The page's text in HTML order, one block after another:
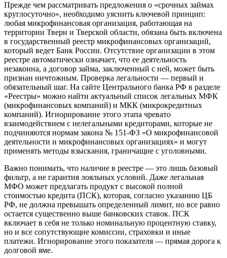
Прежде чем рассматривать предложения о «срочных займах
круглосуточно», необходимо уяснить ключевой принцип:
любая микрофинансовая организация, работающая на
территории Твери и Тверской области, обязана быть включена
в государственный реестр микрофинансовых организаций,
который ведет Банк России. Отсутствие организации в этом
реестре автоматически означает, что ее деятельность
незаконна, а договор займа, заключенный с ней, может быть
признан ничтожным. Проверка легальности — первый и
обязательный шаг. На сайте Центрального банка РФ в разделе
«Реестры» можно найти актуальный список легальных МФК
(микрофинансовых компаний) и МКК (микрокредитных
компаний). Игнорирование этого этапа чревато
взаимодействием с нелегальными кредиторами, которые не
подчиняются нормам закона № 151-ФЗ «О микрофинансовой
деятельности и микрофинансовых организациях» и могут
применять методы взыскания, граничащие с уголовными.
Важно понимать, что наличие в реестре — это лишь базовый
фильтр, а не гарантия лояльных условий. Даже легальная
МФО может предлагать продукт с высокой полной
стоимостью кредита (ПСК), которая, согласно указанию ЦБ
РФ, не должна превышать определенный лимит, но все равно
остается существенно выше банковских ставок. ПСК
включает в себя не только номинальную процентную ставку,
но и все сопутствующие комиссии, страховки и иные
платежи. Игнорирование этого показателя — прямая дорога к
долговой яме.